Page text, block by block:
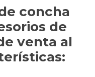
concha
de
venta al